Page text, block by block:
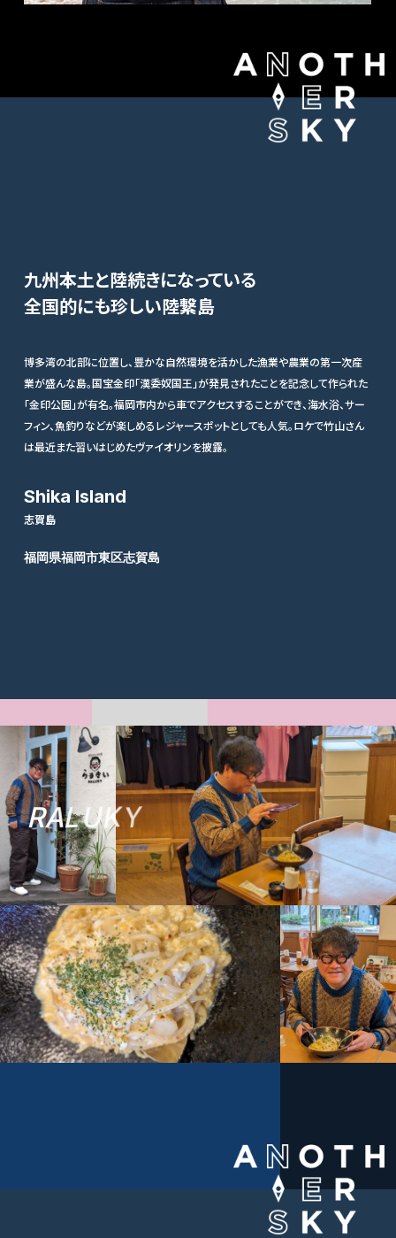
九州本土と陸続きになっている
全国的にも珍しい陸繋島
博多湾の北部に位置し、豊かな自然環境を活かした漁業や農業の第一次産
業が盛んな島。国宝金印「漢委奴国王」が発見されたことを記念して作られた
「金印公園」が有名。福岡市内から車でアクセスすることができ、海水浴、サー
フィン、魚釣りなどが楽しめるレジャースポットとしても人気。ロケで竹山さん
は最近また習いはじめたヴァイオリンを披露。
Shika Island
志賀島
福岡県福岡市東区志賀島
RALUKY